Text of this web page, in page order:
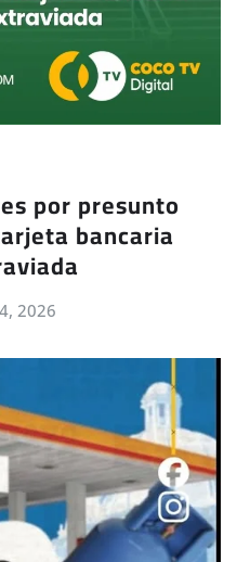
por presunto
bancaria
2026